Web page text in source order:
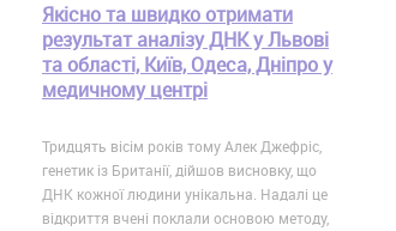
Якісно та швидко отримати
результат аналізу ДНК у Львові
та області, Київ, Одеса, Дніпро у
медичному центрі
Тридцять вісім років тому Алек Джефріс,
генетик із Британії, дійшов висновку, що
ДНК кожної людини унікальна. Надалі це
відкриття вчені поклали основою методу,